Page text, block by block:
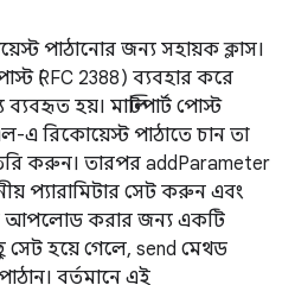
পাঠানোর জন্য সহায়ক ক্লাস।
(RFC 2388) ব্যবহার করে
হয়। মাল্টিপার্ট পোস্ট
রিকোয়েস্ট পাঠাতে চান তা
করুন। তারপর addParameter
প্যারামিটার সেট করুন এবং
আপলোড করার জন্য একটি
সেট হয়ে গেলে, send মেথড
বর্তমানে এই